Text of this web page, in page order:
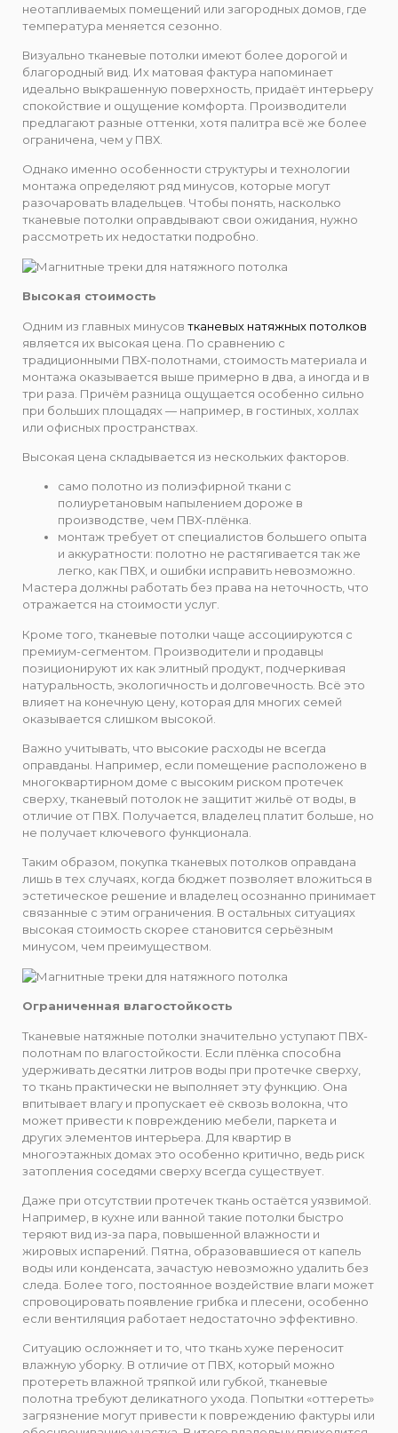
неотапливаемых помещений или загородных домов, где
температура меняется сезонно.
Визуально тканевые потолки имеют более дорогой и
благородный вид. Их матовая фактура напоминает
идеально выкрашенную поверхность, придаёт интерьеру
спокойствие и ощущение комфорта. Производители
предлагают разные оттенки, хотя палитра всё же более
ограничена, чем у ПВХ.
Однако именно особенности структуры и технологии
монтажа определяют ряд минусов, которые могут
разочаровать владельцев. Чтобы понять, насколько
тканевые потолки оправдывают свои ожидания, нужно
рассмотреть их недостатки подробно.
Высокая стоимость
Одним из главных минусов тканевых натяжных потолков
является их высокая цена. По сравнению с
традиционными ПВХ-полотнами, стоимость материала и
монтажа оказывается выше примерно в два, а иногда и в
три раза. Причём разница ощущается особенно сильно
при больших площадях — например, в гостиных, холлах
или офисных пространствах.
Высокая цена складывается из нескольких факторов.
само полотно из полиэфирной ткани с
полиуретановым напылением дороже в
производстве, чем ПВХ-плёнка.
монтаж требует от специалистов большего опыта
и аккуратности: полотно не растягивается так же
легко, как ПВХ, и ошибки исправить невозможно.
Мастера должны работать без права на неточность, что
отражается на стоимости услуг.
Кроме того, тканевые потолки чаще ассоциируются с
премиум-сегментом. Производители и продавцы
позиционируют их как элитный продукт, подчеркивая
натуральность, экологичность и долговечность. Всё это
влияет на конечную цену, которая для многих семей
оказывается слишком высокой.
Важно учитывать, что высокие расходы не всегда
оправданы. Например, если помещение расположено в
многоквартирном доме с высоким риском протечек
сверху, тканевый потолок не защитит жильё от воды, в
отличие от ПВХ. Получается, владелец платит больше, но
не получает ключевого функционала.
Таким образом, покупка тканевых потолков оправдана
лишь в тех случаях, когда бюджет позволяет вложиться в
эстетическое решение и владелец осознанно принимает
связанные с этим ограничения. В остальных ситуациях
высокая стоимость скорее становится серьёзным
минусом, чем преимуществом.
Ограниченная влагостойкость
Тканевые натяжные потолки значительно уступают ПВХ-
полотнам по влагостойкости. Если плёнка способна
удерживать десятки литров воды при протечке сверху,
то ткань практически не выполняет эту функцию. Она
впитывает влагу и пропускает её сквозь волокна, что
может привести к повреждению мебели, паркета и
других элементов интерьера. Для квартир в
многоэтажных домах это особенно критично, ведь риск
затопления соседями сверху всегда существует.
Даже при отсутствии протечек ткань остаётся уязвимой.
Например, в кухне или ванной такие потолки быстро
теряют вид из-за пара, повышенной влажности и
жировых испарений. Пятна, образовавшиеся от капель
воды или конденсата, зачастую невозможно удалить без
следа. Более того, постоянное воздействие влаги может
спровоцировать появление грибка и плесени, особенно
если вентиляция работает недостаточно эффективно.
Ситуацию осложняет и то, что ткань хуже переносит
влажную уборку. В отличие от ПВХ, который можно
протереть влажной тряпкой или губкой, тканевые
полотна требуют деликатного ухода. Попытки «оттереть»
загрязнение могут привести к повреждению фактуры или